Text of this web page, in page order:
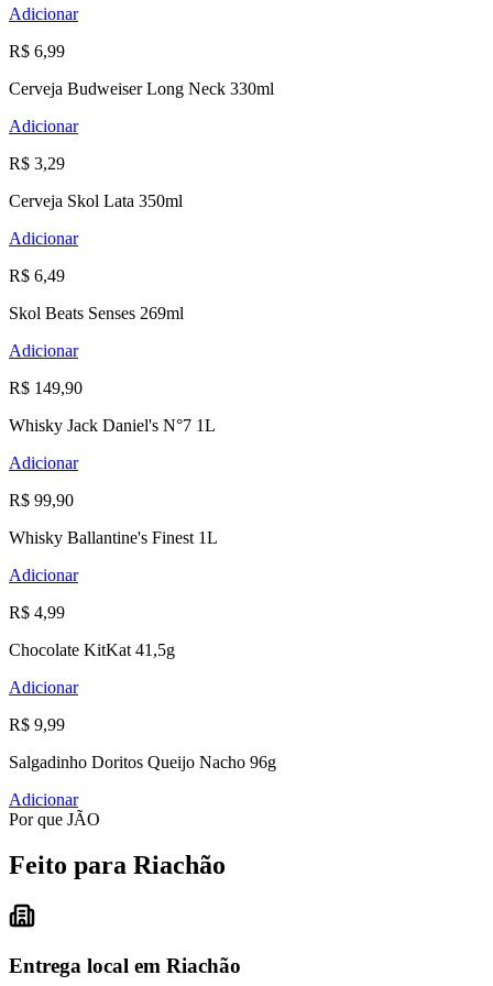
Adicionar
R$ 6,99
Cerveja Budweiser Long Neck 330ml
Adicionar
R$ 3,29
Cerveja Skol Lata 350ml
Adicionar
R$ 6,49
Skol Beats Senses 269ml
Adicionar
R$ 149,90
Whisky Jack Daniel's N°7 1L
Adicionar
R$ 99,90
Whisky Ballantine's Finest 1L
Adicionar
R$ 4,99
Chocolate KitKat 41,5g
Adicionar
R$ 9,99
Salgadinho Doritos Queijo Nacho 96g
Adicionar
Por que JÃO
Feito para Riachão
Entrega local em Riachão